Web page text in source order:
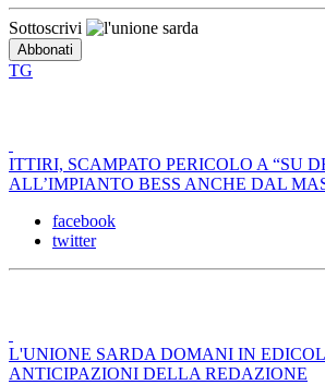
Sottoscrivi
TG
ITTIRI, SCAMPATO PERICOLO A “SU
ALL’IMPIANTO BESS ANCHE DAL
facebook
twitter
L'UNIONE SARDA DOMANI IN
ANTICIPAZIONI DELLA REDAZIONE